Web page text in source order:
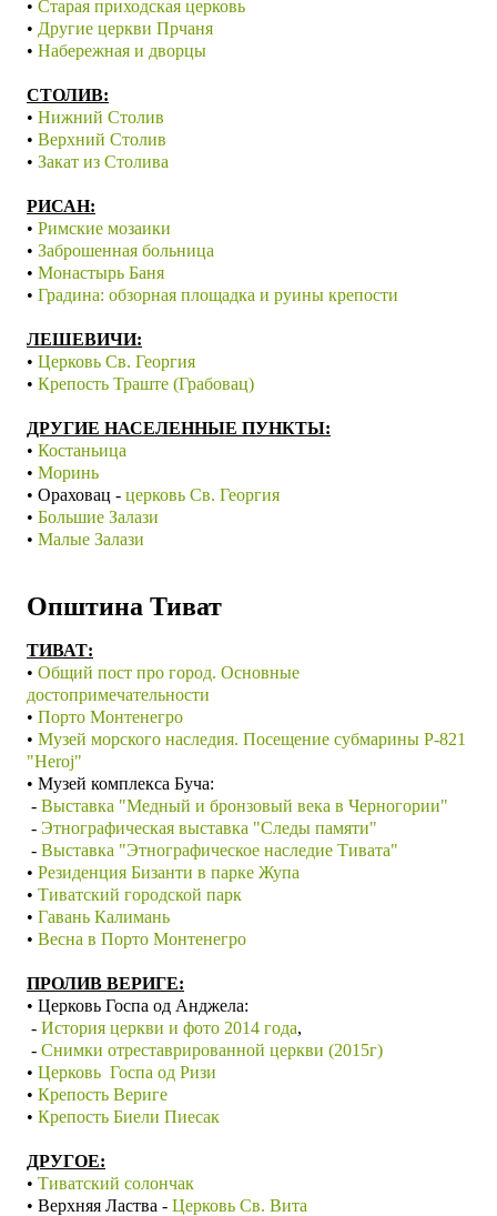
• Старая приходская церковь
• Другие церкви Прчаня
• Набережная и дворцы
СТОЛИВ:
• Нижний Столив
• Верхний Столив
• Закат из Столива
РИСАН:
• Римские мозаики
• Заброшенная больница
• Монастырь Баня
• Градина: обзорная площадка и руины крепости
ЛЕШЕВИЧИ:
• Церковь Св. Георгия
• Крепость Траште (Грабовац)
ДРУГИЕ НАСЕЛЕННЫЕ ПУНКТЫ:
• Костаньица
• Моринь
• Ораховац - церковь Св. Георгия
• Большие Залази
• Малые Залази
Општина Тиват
ТИВАТ:
• Общий пост про город. Основные
достопримечательности
• Порто Монтенегро
• Музей морского наследия. Посещение субмарины P-821
"Heroj"
• Музей комплекса Буча:
- Выставка "Медный и бронзовый века в Черногории"
- Этнографическая выставка "Следы памяти"
- Выставка "Этнографическое наследие Тивата"
• Резиденция Бизанти в парке Жупа
• Тиватский городской парк
• Гавань Калимань
• Весна в Порто Монтенегро
ПРОЛИВ ВЕРИГЕ:
• Церковь Госпа од Анджела:
- История церкви и фото 2014 года,
- Снимки отреставрированной церкви (2015г)
• Церковь Госпа од Ризи
• Крепость Вериге
• Крепость Биели Пиесак
ДРУГОЕ:
• Тиватский солончак
• Верхняя Ластва - Церковь Св. Вита